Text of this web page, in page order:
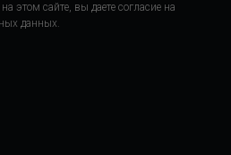
этом сайте, вы даете согласие на
данных.